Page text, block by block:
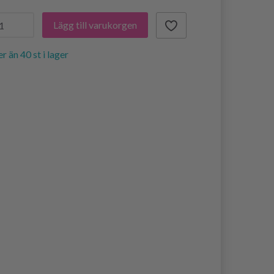
Lägg till varukorgen
än 40 st i lager